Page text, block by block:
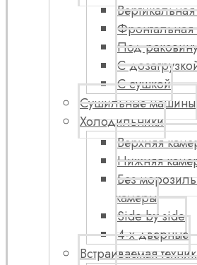
Вертикальная
Фронтальная
Под
С
С сушкой
Сушильные машины
Холодильники
Верхняя
Нижняя
Без
камеры
Side by side
4-х дверные
Встраиваемая